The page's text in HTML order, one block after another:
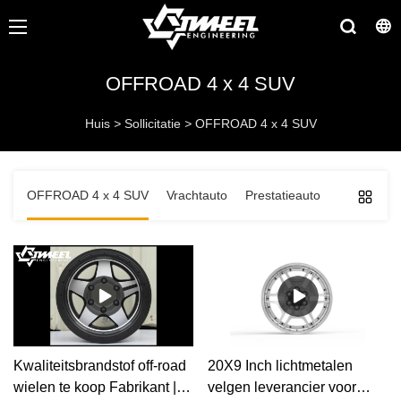
OFFROAD 4 x 4 SUV
Huis > Sollicitatie > OFFROAD 4 x 4 SUV
OFFROAD 4 x 4 SUV Vrachtauto Prestatieauto
Kwaliteitsbrandstof off-road
wielen te koop Fabrikant |
20X9 Inch lichtmetalen
velgen leverancier voor